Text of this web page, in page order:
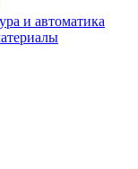
и автоматика